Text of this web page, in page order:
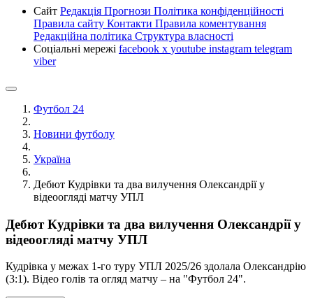
Сайт Редакція Прогнози Політика конфіденційності
Правила сайту Контакти Правила коментування
Редакційна політика Структура власності
Соціальні мережі facebook x youtube instagram telegram
viber
Футбол 24
Новини футболу
Україна
Дебют Кудрівки та два вилучення Олександрії у
відеоогляді матчу УПЛ
Дебют Кудрівки та два вилучення Олександрії у
відеоогляді матчу УПЛ
Кудрівка у межах 1-го туру УПЛ 2025/26 здолала Олександрію
(3:1). Відео голів та огляд матчу – на "Футбол 24".